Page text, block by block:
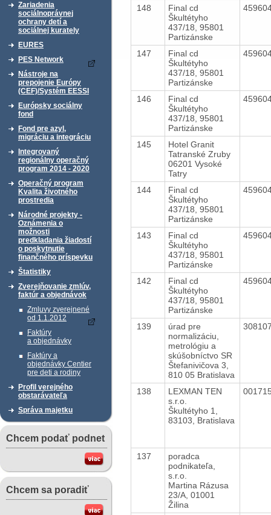
Zariadenia
sociálnoprávnej
ochrany detí a
sociálnej kurately
EURES
PES Network
Nástroje na
prepojenie Európy
(CEF)/Systém EESSI
Európsky sociálny
fond
Fond pre azyl,
migráciu a integráciu
Integrovaný
regionálny operačný
program 2014 - 2020
Operačný program
Kvalita životného
prostredia
Národné projekty -
Oznámenia o
možnosti
predkladania žiadostí
o poskytnutie
finančného príspevku
Štatistiky
Zverejňovanie zmlúv,
faktúr a objednávok
Zmluvy zverejnené
od 1.1.2012
Faktúry
a objednávky
Faktúry a
objednávky Centier
pre deti a rodiny
Profil verejného
obstarávateľa
Správa majetku
Chcem podať podnet
Chcem sa poradiť
148
Final cd
Škultétyho
437/18, 95801
Partizánske
147
Final cd
Škultétyho
437/18, 95801
Partizánske
146
Final cd
Škultétyho
437/18, 95801
Partizánske
145
Hotel Granit
Tatranské Zruby
06201 Vysoké
Tatry
144
Final cd
Škultétyho
437/18, 95801
Partizánske
143
Final cd
Škultétyho
437/18, 95801
Partizánske
142
Final cd
Škultétyho
437/18, 95801
Partizánske
139
úrad pre
normalizáciu,
metrológiu a
skúšobníctvo SR
Štefanivičova 3,
810 05 Bratislava
138
LEXMAN TEN
s.r.o.
Škultétyho 1,
83103, Bratislava
137
poradca
podnikateľa,
s.r.o.
Martina Rázusa
23/A, 01001
Žilina